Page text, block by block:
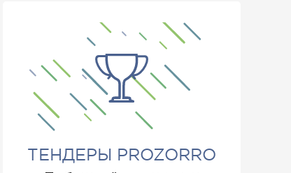
ТЕНДЕРЫ PROZORRO